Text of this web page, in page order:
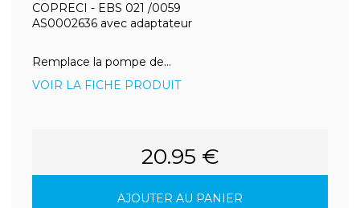
COPRECI - EBS 021 /0059
AS0002636 avec adaptateur
Remplace la pompe de...
VOIR LA FICHE PRODUIT
20.95 €
AJOUTER AU PANIER